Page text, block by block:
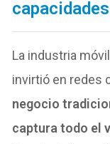
La industria
invirtió en redes
negocio
captura todo el